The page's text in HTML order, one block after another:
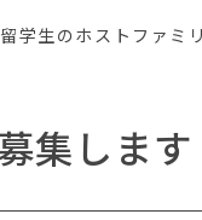
学生のホストファミ
集しま